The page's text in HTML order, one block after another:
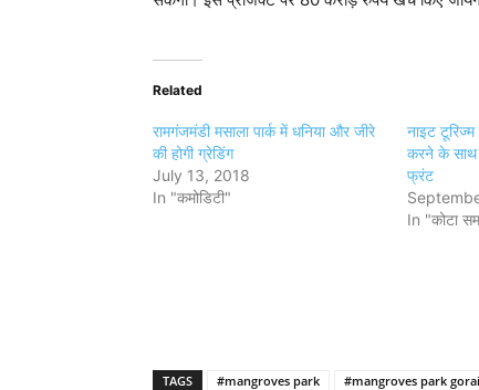
Related
रामगंजमंडी मसाला पार्क में धनिया और जीरे
की होगी ग्रेडिंग
July 13, 2018
In "कमोडिटी"
नाइट
करने के साथ
फ्रंट
In "कोटा
TAGS #mangroves park #mangroves park